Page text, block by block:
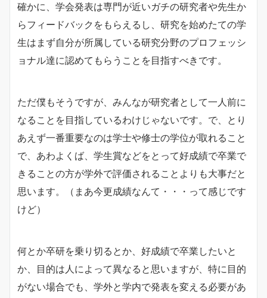
確かに、学会発表は専門が近いガチの研究者や先生か
らフィードバックをもらえるし、研究を始めたての学
生はまず自分が所属している研究分野のプロフェッシ
ョナル達に認めてもらうことを目指すべきです。
ただ僕もそうですが、みんなが研究者として一人前に
なることを目指しているわけじゃないです。で、とり
あえず一番重要なのは学士や修士の学位が取れること
で、あわよくば、学生賞などをとって好成績で卒業で
きることの方が学外で評価されることよりも大事だと
思います。（まあ今更成績なんて・・・って感じです
けど）
何とか卒研を乗り切るとか、好成績で卒業したいと
か、目的は人によって異なると思いますが、特に目的
がない場合でも、学外と学内で発表を変える必要があ